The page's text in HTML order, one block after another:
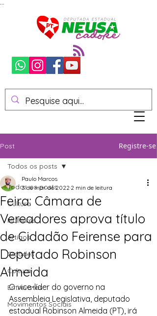
Post Registre-se
Todos os posts
Cultura
Mulheres
Artigos
Cidades
Cultura
Entrevistas
Movimentos Sociais
Todos os posts
Feira: Câmara de
Vereadores aprova título
de Cidadão Feirense para
Deputado Robinson
Almeida
Paulo Marcos
3 de mar. de 2022 2 min de leitura
O vice-líder do governo na
Assembleia Legislativa, deputado
estadual Robinson Almeida (PT), irá